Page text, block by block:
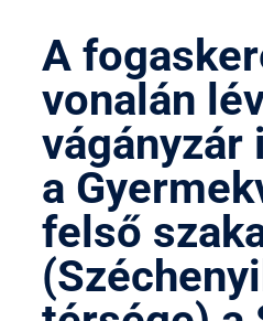
A
vonalán
vágányzár
a
felső